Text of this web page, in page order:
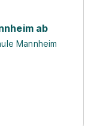
ab
Mannheim